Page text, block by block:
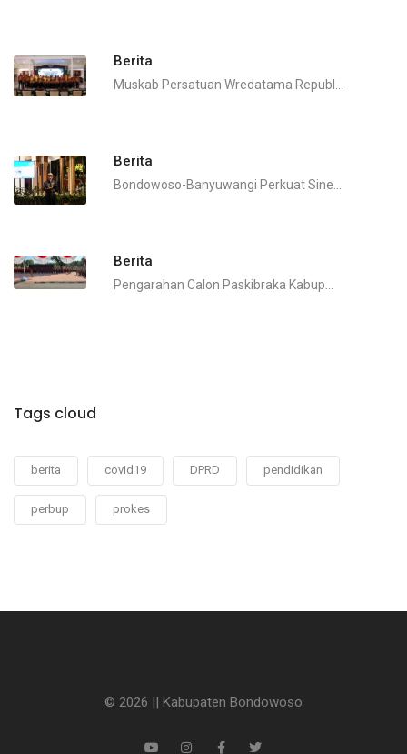
Berita
Muskab Persatuan Wredatama Republ...
Berita
Bondowoso-Banyuwangi Perkuat Sine...
Berita
Pengarahan Calon Paskibraka Kabup...
Tags cloud
berita covid19 DPRD pendidikan
perbup prokes
© 2026 || Kabupaten Bondowoso